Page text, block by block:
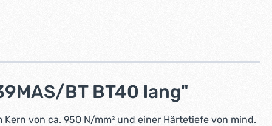
BT BT40 lang"
von ca. 950 N/mm² und einer Härtetiefe von mind.